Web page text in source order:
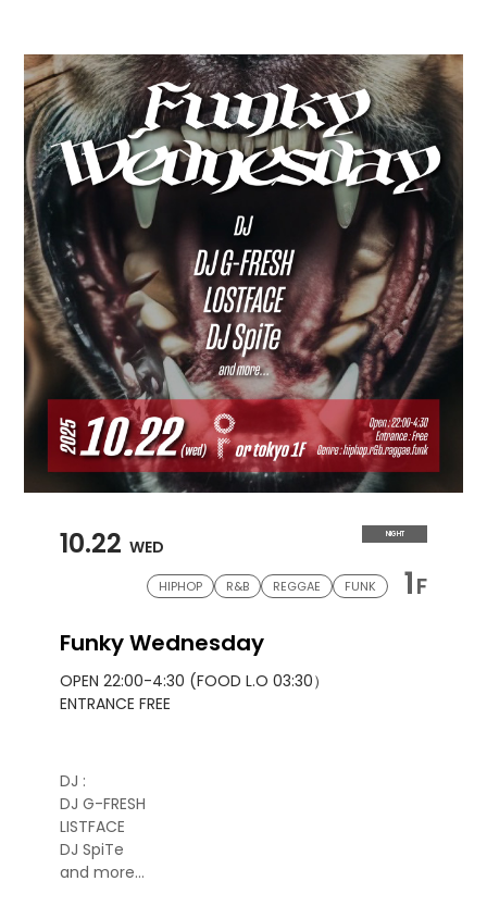
10.22 WED
NIGHT
HIPHOP R&B REGGAE FUNK 1F
Funky Wednesday
OPEN 22:00-4:30 (FOOD L.O 03:30）
ENTRANCE FREE
DJ :
DJ G-FRESH
LISTFACE
DJ SpiTe
and more…